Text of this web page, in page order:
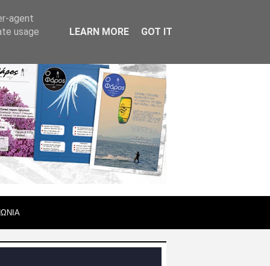
agent
usage
LEARN MORE GOT IT